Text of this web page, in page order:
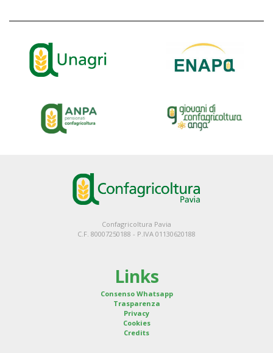
Confagricoltura Pavia
C.F. 80007250188 - P.IVA 01130620188
Links
Consenso Whatsapp
Trasparenza
Privacy
Cookies
Credits